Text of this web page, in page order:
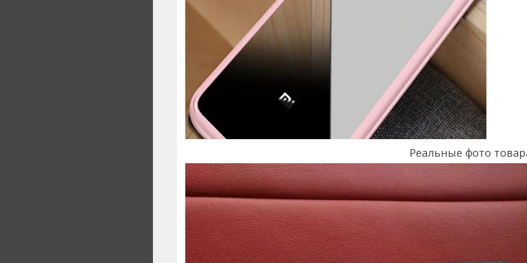
Реальные фото